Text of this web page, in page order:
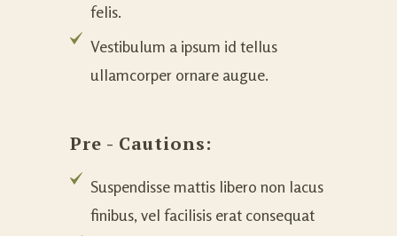
felis.
Vestibulum a ipsum id tellus
ullamcorper ornare augue.
Pre - Cautions:
Suspendisse mattis libero non lacus
finibus, vel facilisis erat consequat